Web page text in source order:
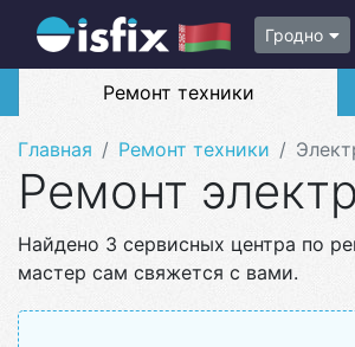
Гродно
Ремонт техники
Главная Ремонт техники
Ремонт
Найдено 3 сервисных центра по
мастер сам свяжется с вами.